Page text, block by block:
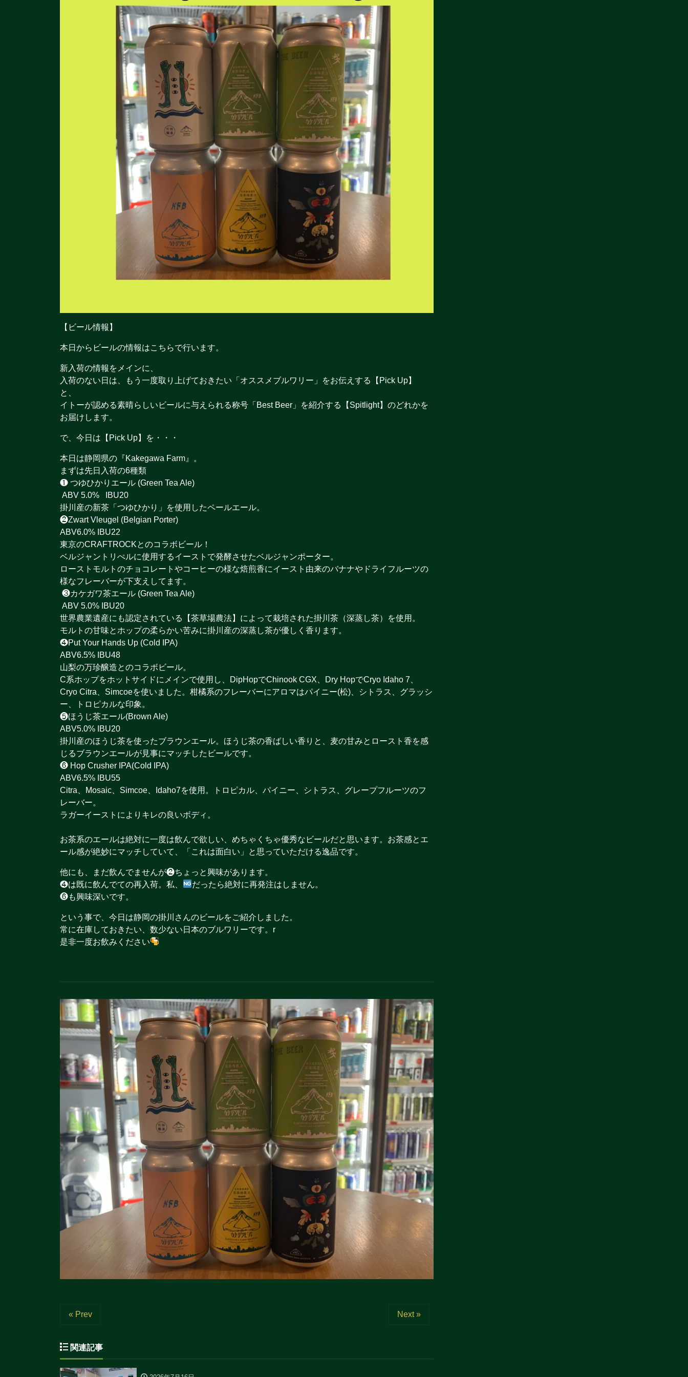
【ビール情報】
本日からビールの情報はこちらで行います。
新入荷の情報をメインに、
入荷のない日は、もう一度取り上げておきたい「オススメブルワリー」をお伝えする【Pick Up】
と、
イトーが認める素晴らしいビールに与えられる称号「Best Beer」を紹介する【Spitlight】のどれかを
お届けします。
で、今日は【Pick Up】を・・・
本日は静岡県の『Kakegawa Farm』。
まずは先日入荷の6種類
❶ つゆひかりエール (Green Tea Ale)
ABV 5.0% IBU20
掛川産の新茶「つゆひかり」を使用したペールエール。
❷Zwart Vleugel (Belgian Porter)
ABV6.0% IBU22
東京のCRAFTROCKとのコラボビール！
ベルジャントリぺルに使用するイーストで発酵させたベルジャンポーター。
ローストモルトのチョコレートやコーヒーの様な焙煎香にイースト由来のバナナやドライフルーツの
様なフレーバーが下支えしてます。
❸カケガワ茶エール (Green Tea Ale)
ABV 5.0% IBU20
世界農業遺産にも認定されている【茶草場農法】によって栽培された掛川茶（深蒸し茶）を使用。
モルトの甘味とホップの柔らかい苦みに掛川産の深蒸し茶が優しく香ります。
❹Put Your Hands Up (Cold IPA)
ABV6.5% IBU48
山梨の万珍醸造とのコラボビール。
C系ホップをホットサイドにメインで使用し、DipHopでChinook CGX、Dry HopでCryo Idaho 7、
Cryo Citra、Simcoeを使いました。柑橘系のフレーバーにアロマはパイニー(松)、シトラス、グラッシ
ー、トロピカルな印象。
❺ほうじ茶エール(Brown Ale)
ABV5.0% IBU20
掛川産のほうじ茶を使ったブラウンエール。ほうじ茶の香ばしい香りと、麦の甘みとロースト香を感
じるブラウンエールが見事にマッチしたビールです。
❻ Hop Crusher IPA(Cold IPA)
ABV6.5% IBU55
Citra、Mosaic、Simcoe、Idaho7を使用。トロピカル、パイニー、シトラス、グレープフルーツのフ
レーバー。
ラガーイーストによりキレの良いボディ。
お茶系のエールは絶対に一度は飲んで欲しい、めちゃくちゃ優秀なビールだと思います。お茶感とエ
ール感が絶妙にマッチしていて、「これは面白い」と思っていただける逸品です。
他にも、まだ飲んでませんが❷ちょっと興味があります。
❹は既に飲んでての再入荷。私、
だったら絶対に再発注はしません。
❻も興味深いです。
という事で、今日は静岡の掛川さんのビールをご紹介しました。
常に在庫しておきたい、数少ない日本のブルワリーです。r
是非一度お飲みください
« Prev Next »
関連記事